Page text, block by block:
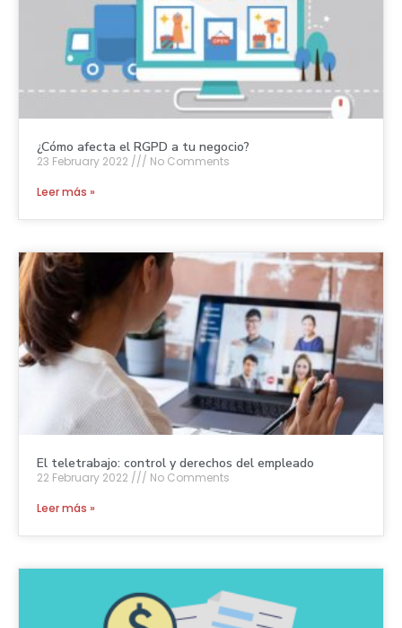
¿Cómo afecta el RGPD a tu negocio?
23 February 2022
No Comments
Leer más »
El teletrabajo: control y derechos del empleado
22 February 2022
No Comments
Leer más »